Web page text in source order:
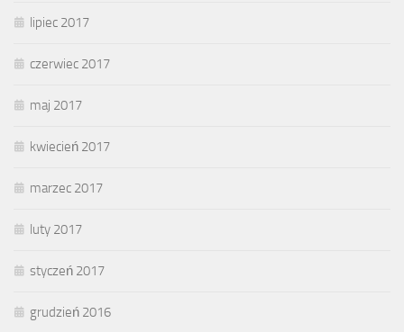
lipiec 2017
czerwiec 2017
maj 2017
kwiecień 2017
marzec 2017
luty 2017
styczeń 2017
grudzień 2016